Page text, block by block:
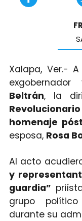
Xalapa, Ver.-
exgobernador
Beltrán, la
homenaje
esposa, Rosa
Al acto
y
guardia”
grupo
durante su